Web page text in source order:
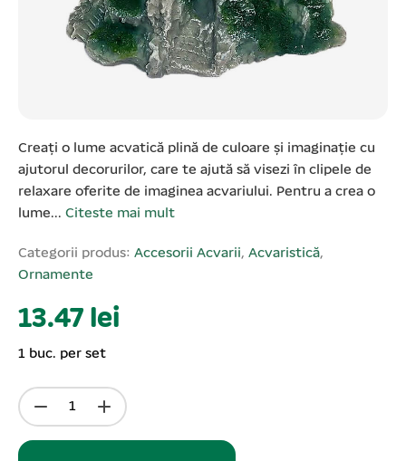
Creați o lume acvatică plină de culoare și imaginație cu
ajutorul decorurilor, care te ajută să visezi în clipele de
relaxare oferite de imaginea acvariului. Pentru a crea o
lume... Citeste mai mult
Categorii produs: Accesorii Acvarii, Acvaristică,
Ornamente
13.47 lei
1 buc. per set